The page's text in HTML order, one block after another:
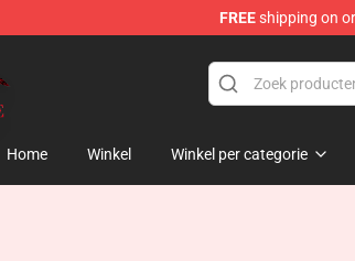
FREEshipping on
Yaiba Merchandise Shop
Home Winkel Winkel per categorie